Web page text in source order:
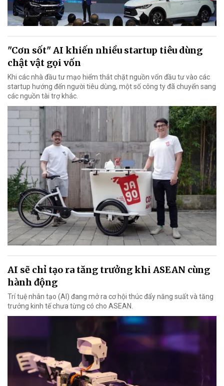
"Cơn sốt" AI khiến nhiều startup tiêu dùng
chật vật gọi vốn
Khi các nhà đầu tư mạo hiểm thắt chặt nguồn vốn đầu tư vào các
startup hướng đến người tiêu dùng, một số công ty đã chuyển sang
các nguồn tài trợ khác.
AI sẽ chỉ tạo ra tăng trưởng khi ASEAN cùng
hành động
Trí tuệ nhân tạo (AI) đang mở ra cơ hội thúc đẩy năng suất và tăng
trưởng kinh tế chưa từng có cho ASEAN.